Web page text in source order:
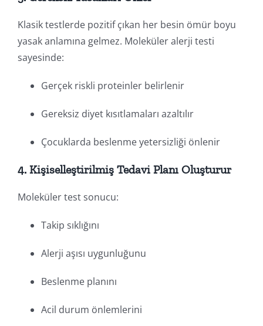
Klasik testlerde pozitif çıkan her besin ömür boyu
yasak anlamına gelmez. Moleküler alerji testi
sayesinde:
Gerçek riskli proteinler belirlenir
Gereksiz diyet kısıtlamaları azaltılır
Çocuklarda beslenme yetersizliği önlenir
4. Kişiselleştirilmiş Tedavi Planı Oluşturur
Moleküler test sonucu:
Takip sıklığını
Alerji aşısı uygunluğunu
Beslenme planını
Acil durum önlemlerini